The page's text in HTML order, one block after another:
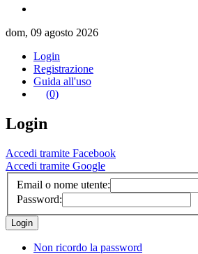
dom, 09 agosto 2026
Login
Registrazione
Guida all'uso
(0)
Login
Accedi tramite Facebook
Accedi tramite Google
Email o nome utente:
Password:
Non ricordo la password